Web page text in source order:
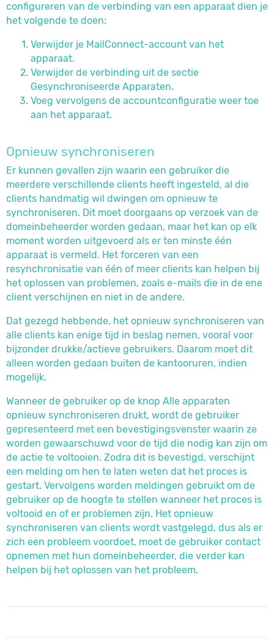
configureren van de verbinding van een apparaat dien je
het volgende te doen:
Verwijder je MailConnect-account van het
apparaat.
Verwijder de verbinding uit de sectie
Gesynchroniseerde Apparaten.
Voeg vervolgens de accountconfiguratie weer toe
aan het apparaat.
Opnieuw synchroniseren
Er kunnen gevallen zijn waarin een gebruiker die
meerdere verschillende clients heeft ingesteld, al die
clients handmatig wil dwingen om opnieuw te
synchroniseren. Dit moet doorgaans op verzoek van de
domeinbeheerder worden gedaan, maar het kan op elk
moment worden uitgevoerd als er ten minste één
apparaat is vermeld. Het forceren van een
resynchronisatie van één of meer clients kan helpen bij
het oplossen van problemen, zoals e-mails die in de ene
client verschijnen en niet in de andere.
Dat gezegd hebbende, het opnieuw synchroniseren van
alle clients kan enige tijd in beslag nemen, vooral voor
bijzonder drukke/actieve gebruikers. Daarom moet dit
alleen worden gedaan buiten de kantooruren, indien
mogelijk.
Wanneer de gebruiker op de knop Alle apparaten
opnieuw synchroniseren drukt, wordt de gebruiker
gepresenteerd met een bevestigingsvenster waarin ze
worden gewaarschuwd voor de tijd die nodig kan zijn om
de actie te voltooien. Zodra dit is bevestigd, verschijnt
een melding om hen te laten weten dat het proces is
gestart. Vervolgens worden meldingen gebruikt om de
gebruiker op de hoogte te stellen wanneer het proces is
voltooid en of er problemen zijn. Het opnieuw
synchroniseren van clients wordt vastgelegd, dus als er
zich een probleem voordoet, moet de gebruiker contact
opnemen met hun domeinbeheerder, die verder kan
helpen bij het oplossen van het probleem.